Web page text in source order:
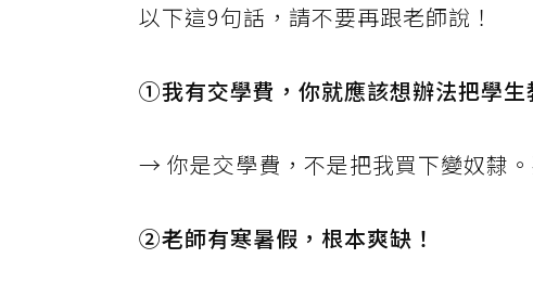
以下這9句話，請不要再跟老師說！
①我有交學費，你就應該想辦法把學生
→ 你是交學費，不是把我買下變奴隸
②老師有寒暑假，根本爽缺！